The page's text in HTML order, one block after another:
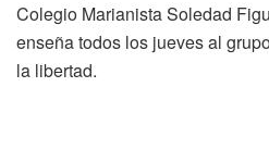
Colegio Marianista Soledad
enseña todos los jueves al
la libertad.